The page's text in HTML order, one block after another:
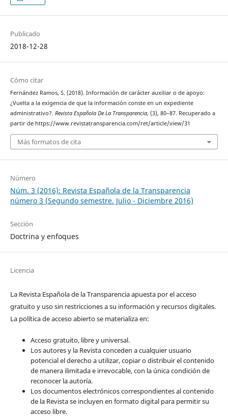
Publicado
2018-12-28
Cómo citar
Fernández Ramos, S. (2018). Información de carácter auxiliar o de apoyo:
¿Vuelta a la exigencia de que la información conste en un expediente
administrativo?. Revista Española De La Transparencia, (3), 80–87. Recuperado a
partir de https://www.revistatransparencia.com/ret/article/view/31
Más formatos de cita
Número
Núm. 3 (2016): Revista Española de la Transparencia
número 3 (Segundo semestre. Julio - Diciembre 2016)
Sección
Doctrina y enfoques
Licencia
La Revista Española de la Transparencia apuesta por el acceso
gratuito y uso sin restricciones a su información y recursos digitales.
La política de acceso abierto se materializa en:
Acceso gratuito, libre y universal.
Los autores y la Revista conceden a cualquier usuario
potencial el derecho a utilizar, copiar o distribuir el contenido
de manera ilimitada e irrevocable, con la única condición de
reconocer la autoría.
Los documentos electrónicos correspondientes al contenido
de la Revista se incluyen en formato digital para permitir su
acceso libre.